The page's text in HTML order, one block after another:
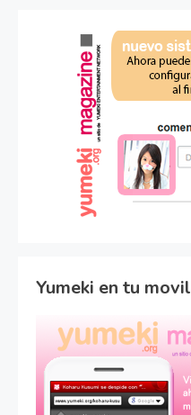
Yumeki en tu movil